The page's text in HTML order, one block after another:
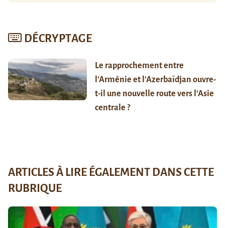
DÉCRYPTAGE
Le rapprochement entre
l’Arménie et l’Azerbaïdjan ouvre-
t-il une nouvelle route vers l’Asie
centrale ?
ARTICLES À LIRE ÉGALEMENT DANS CETTE
RUBRIQUE